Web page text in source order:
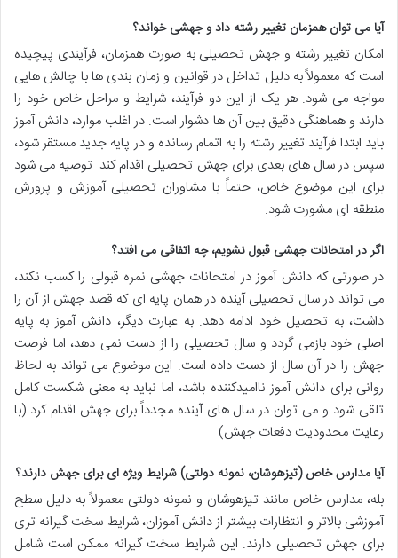
آیا می توان همزمان تغییر رشته داد و جهشی خواند؟
امکان تغییر رشته و جهش تحصیلی به صورت همزمان، فرآیندی پیچیده
است که معمولاً به دلیل تداخل در قوانین و زمان بندی ها با چالش هایی
مواجه می شود. هر یک از این دو فرآیند، شرایط و مراحل خاص خود را
دارند و هماهنگی دقیق بین آن ها دشوار است. در اغلب موارد، دانش آموز
باید ابتدا فرآیند تغییر رشته را به اتمام رسانده و در پایه جدید مستقر شود،
سپس در سال های بعدی برای جهش تحصیلی اقدام کند. توصیه می شود
برای این موضوع خاص، حتماً با مشاوران تحصیلی آموزش و پرورش
منطقه ای مشورت شود.
اگر در امتحانات جهشی قبول نشویم، چه اتفاقی می افتد؟
در صورتی که دانش آموز در امتحانات جهشی نمره قبولی را کسب نکند،
می تواند در سال تحصیلی آینده در همان پایه ای که قصد جهش از آن را
داشت، به تحصیل خود ادامه دهد. به عبارت دیگر، دانش آموز به پایه
اصلی خود بازمی گردد و سال تحصیلی را از دست نمی دهد، اما فرصت
جهش را در آن سال از دست داده است. این موضوع می تواند به لحاظ
روانی برای دانش آموز ناامیدکننده باشد، اما نباید به معنی شکست کامل
تلقی شود و می توان در سال های آینده مجدداً برای جهش اقدام کرد (با
رعایت محدودیت دفعات جهش).
آیا مدارس خاص (تیزهوشان، نمونه دولتی) شرایط ویژه ای برای جهش دارند؟
بله، مدارس خاص مانند تیزهوشان و نمونه دولتی معمولاً به دلیل سطح
آموزشی بالاتر و انتظارات بیشتر از دانش آموزان، شرایط سخت گیرانه تری
برای جهش تحصیلی دارند. این شرایط سخت گیرانه ممکن است شامل